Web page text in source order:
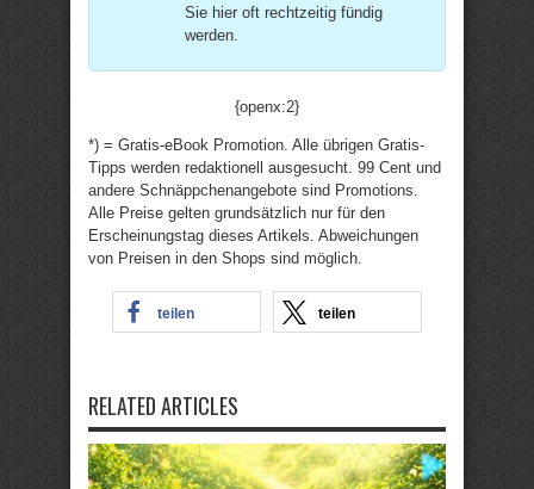
Sie hier oft rechtzeitig fündig
werden.
{openx:2}
*) = Gratis-eBook Promotion. Alle übrigen Gratis-
Tipps werden redaktionell ausgesucht. 99 Cent und
andere Schnäppchenangebote sind Promotions.
Alle Preise gelten grundsätzlich nur für den
Erscheinungstag dieses Artikels. Abweichungen
von Preisen in den Shops sind möglich.
teilen teilen
RELATED ARTICLES